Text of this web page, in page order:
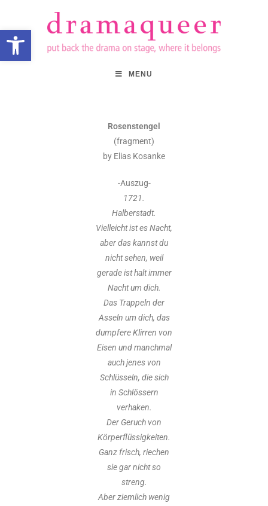
Open toolbar
MENU
Rosenstengel
(fragment)
by Elias Kosanke
-Auszug-
1721.
Halberstadt.
Vielleicht ist es Nacht,
aber das kannst du
nicht sehen, weil
gerade ist halt immer
Nacht um dich.
Das Trappeln der
Asseln um dich, das
dumpfere Klirren von
Eisen und manchmal
auch jenes von
Schlüsseln, die sich
in Schlössern
verhaken.
Der Geruch von
Körperflüssigkeiten.
Ganz frisch, riechen
sie gar nicht so
streng.
Aber ziemlich wenig